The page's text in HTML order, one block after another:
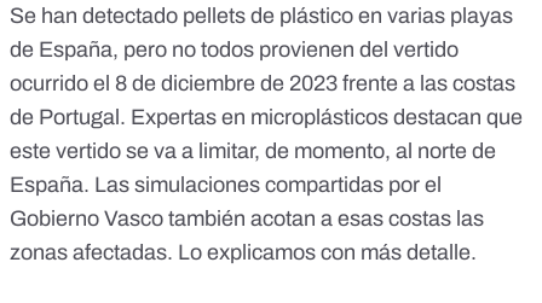
Se han detectado pellets de plástico en varias playas
de España, pero no todos provienen del vertido
ocurrido el 8 de diciembre de 2023 frente a las costas
de Portugal. Expertas en microplásticos destacan que
este vertido se va a limitar, de momento, al norte de
España. Las simulaciones compartidas por el
Gobierno Vasco también acotan a esas costas las
zonas afectadas. Lo explicamos con más detalle.